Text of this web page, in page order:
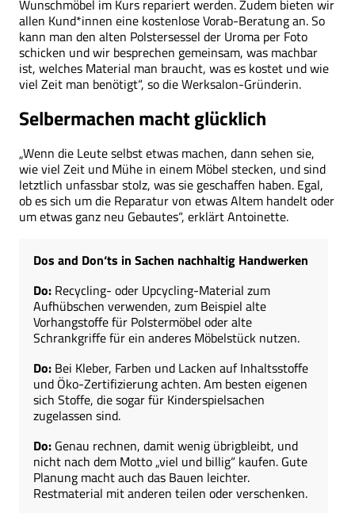
Wunschmöbel im Kurs repariert werden. Zudem bieten wir
allen Kund*innen eine kostenlose Vorab-Beratung an. So
kann man den alten Polstersessel der Uroma per Foto
schicken und wir besprechen gemeinsam, was machbar
ist, welches Material man braucht, was es kostet und wie
viel Zeit man benötigt“, so die Werksalon-Gründerin.
Selbermachen macht glücklich
„Wenn die Leute selbst etwas machen, dann sehen sie,
wie viel Zeit und Mühe in einem Möbel stecken, und sind
letztlich unfassbar stolz, was sie geschaffen haben. Egal,
ob es sich um die Reparatur von etwas Altem handelt oder
um etwas ganz neu Gebautes“, erklärt Antoinette.
Dos and Don‘ts in Sachen nachhaltig Handwerken
Do: Recycling- oder Upcycling-Material zum
Aufhübschen verwenden, zum Beispiel alte
Vorhangstoffe für Polstermöbel oder alte
Schrankgriffe für ein anderes Möbelstück nutzen.
Do: Bei Kleber, Farben und Lacken auf Inhaltsstoffe
und Öko-Zertifizierung achten. Am besten eigenen
sich Stoffe, die sogar für Kinderspielsachen
zugelassen sind.
Do: Genau rechnen, damit wenig übrigbleibt, und
nicht nach dem Motto „viel und billig“ kaufen. Gute
Planung macht auch das Bauen leichter.
Restmaterial mit anderen teilen oder verschenken.